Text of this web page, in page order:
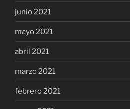
junio 2021
mayo 2021
abril 2021
marzo 2021
febrero 2021